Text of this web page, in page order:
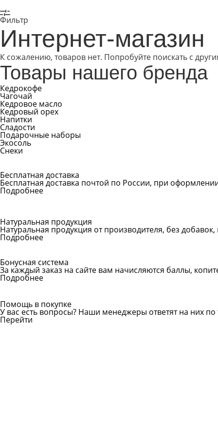
Фильтр
Интернет-магазин
К сожалению, товаров нет. Попробуйте поискать с
Товары нашего бренда
Кедрокофе
Чагочай
Кедровое масло
Кедровый орех
Напитки
Сладости
Подарочные наборы
Экосоль
Снеки
Бесплатная доставка
Бесплатная доставка почтой по России, при
Подробнее
Натуральная продукция
Натуральная продукция от производителя, без
Подробнее
Бонусная система
За каждый заказ на сайте вам начисляются баллы,
Подробнее
Помощь в покупке
У вас есть вопросы? Наши менеджеры ответят на них
Перейти